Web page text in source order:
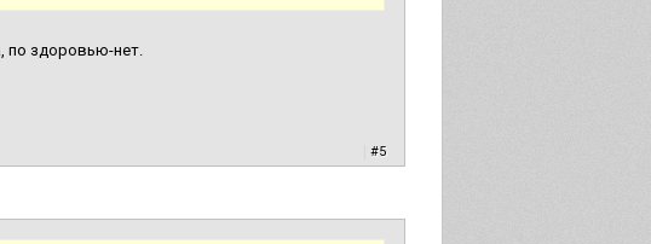
по здоровью-нет.
#5